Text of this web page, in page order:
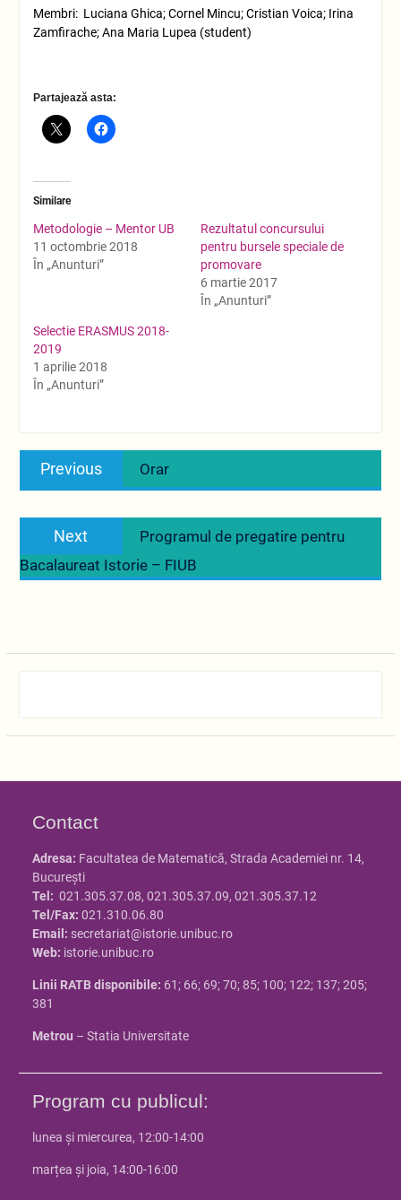
Membri: Luciana Ghica; Cornel Mincu; Cristian Voica; Irina
Zamfirache; Ana Maria Lupea (student)
Partajează asta:
Similare
Metodologie – Mentor UB
11 octombrie 2018
În „Anunturi”
Rezultatul concursului
pentru bursele speciale de
promovare
6 martie 2017
În „Anunturi”
Selectie ERASMUS 2018-
2019
1 aprilie 2018
În „Anunturi”
Navigare
Previous
post:
Orar
Next
post:
Programul de pregatire pentru
Bacalaureat Istorie – FIUB
Contact
Adresa: Facultatea de Matematică, Strada Academiei nr. 14,
Bucureşti
Tel: 021.305.37.08, 021.305.37.09, 021.305.37.12
Tel/Fax: 021.310.06.80
Email: secretariat@istorie.unibuc.ro
Web: istorie.unibuc.ro
Linii RATB disponibile: 61; 66; 69; 70; 85; 100; 122; 137; 205;
381
Metrou – Statia Universitate
Program cu publicul:
lunea și miercurea, 12:00-14:00
marțea și joia, 14:00-16:00